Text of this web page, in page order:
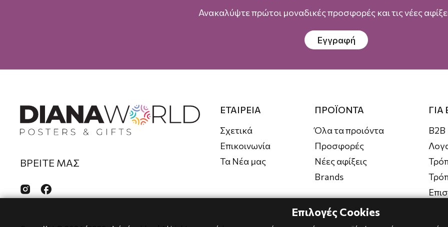
Ανακαλύψτε πρώτοι μοναδικές προσφορές και τις νέες
Εγγραφή
ΒΡΕΙΤΕ ΜΑΣ
 
ΕΤΑΙΡΕΙΑ
Σχετικά
Επικοινωνία
Τα Νέα μας
ΠΡΟΪΟΝΤΑ
Όλα τα προιόντα
Προσφορές
Νέες αφίξεις
Brands
B2B
Επιλογές Cookies